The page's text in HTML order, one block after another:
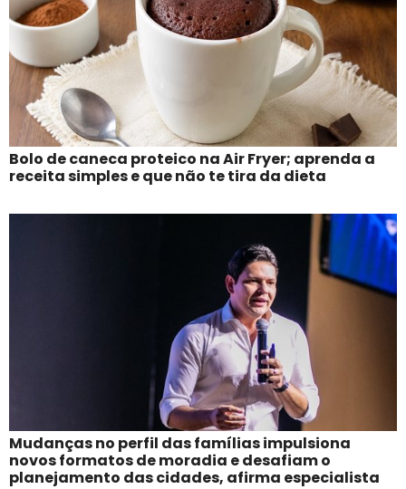
Bolo de caneca proteico na Air Fryer; aprenda a
receita simples e que não te tira da dieta
Mudanças no perfil das famílias impulsiona
novos formatos de moradia e desafiam o
planejamento das cidades, afirma especialista